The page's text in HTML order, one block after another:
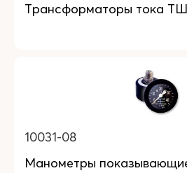
Трансформаторы тока
10031-08
Манометры